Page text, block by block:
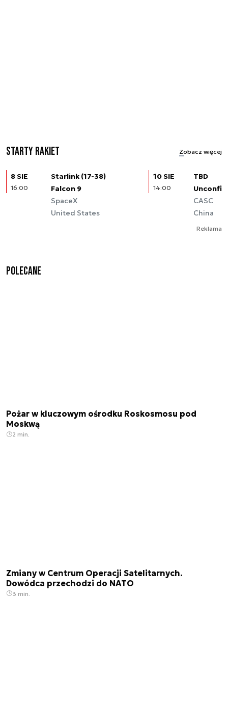
Starty rakiet Zobacz więcej
8 SIE
16:00
Starlink (17-38)
Falcon 9
SpaceX
United States
10 SIE
14:00
TBD
CASC
China
Reklama
Polecane
Pożar w kluczowym ośrodku Roskosmosu pod
Moskwą
2 min.
Zmiany w Centrum Operacji Satelitarnych.
Dowódca przechodzi do NATO
3 min.